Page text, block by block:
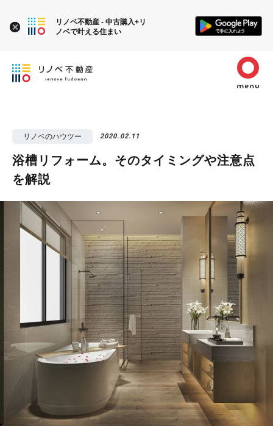
リノベのハウツー 2020.02.11
浴槽リフォーム。そのタイミングや注意点
を解説
リノベ不動産 - 中古購入+リ
ノベで叶える住まい